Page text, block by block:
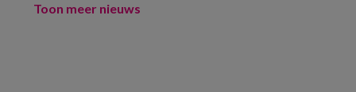
Toon meer nieuws